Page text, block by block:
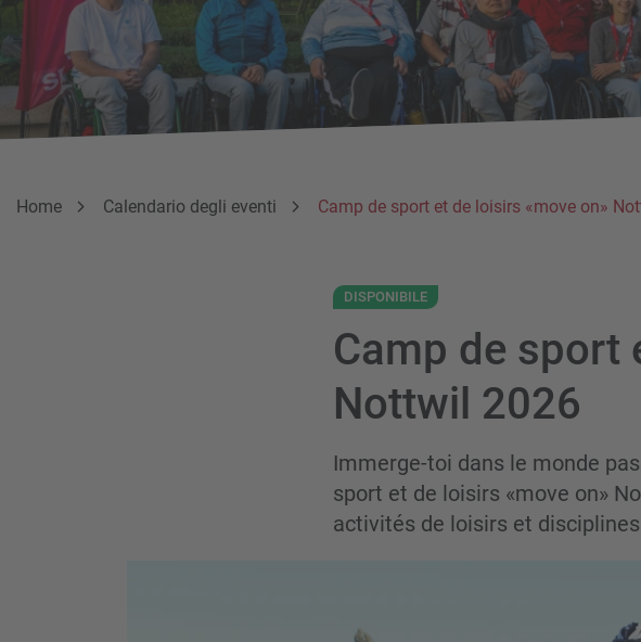
Breadcrumb
Sei qui:
Home Calendario degli eventi Camp de sport et de loisirs «move on»
DISPONIBILE
Camp de sport
Nottwil 2026
Immerge-toi dans le monde
sport et de loisirs «move on»
activités de loisirs et